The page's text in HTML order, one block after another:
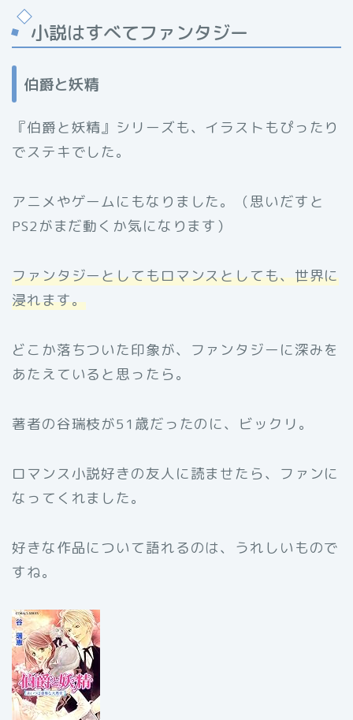
小説はすべてファンタジー
伯爵と妖精
『伯爵と妖精』シリーズも、イラストもぴったり
でステキでした。
アニメやゲームにもなりました。（思いだすと
PS2がまだ動くか気になります）
ファンタジーとしてもロマンスとしても、世界に
浸れます。
どこか落ちついた印象が、ファンタジーに深みを
あたえていると思ったら。
著者の谷瑞枝が51歳だったのに、ビックリ。
ロマンス小説好きの友人に読ませたら、ファンに
なってくれました。
好きな作品について語れるのは、うれしいもので
すね。